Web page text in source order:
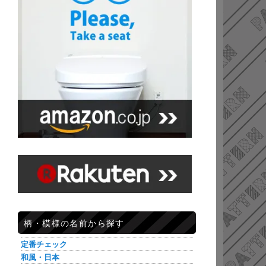
柄・模様の名前から探す
定番チェック
和風・日本